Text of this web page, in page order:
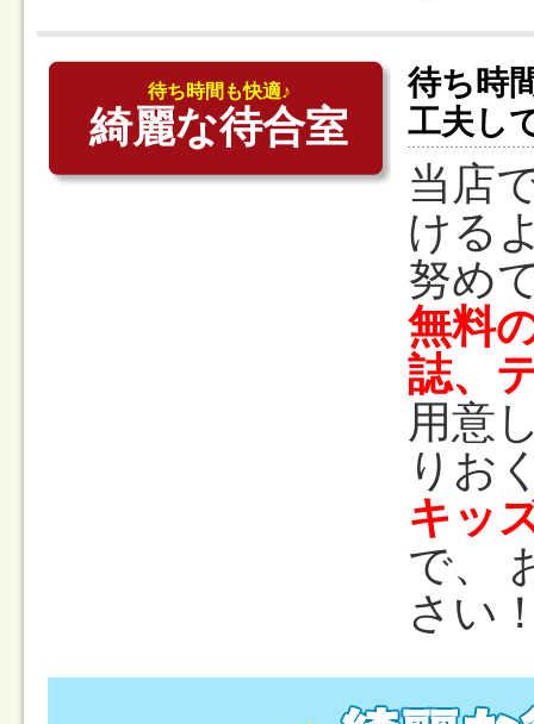
待ち時間も快適♪
綺麗な待合室
待ち時
工夫し
当店
ける
努め
無料
誌、
用意
りお
キッ
で、
さい